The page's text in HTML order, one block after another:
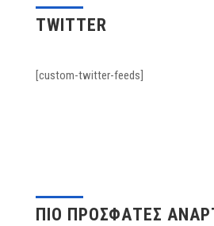
TWITTER
[custom-twitter-feeds]
ΠΙΟ ΠΡΟΣΦΑΤΕΣ